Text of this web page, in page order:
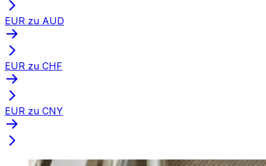
EUR zu AUD
EUR zu CHF
EUR zu CNY